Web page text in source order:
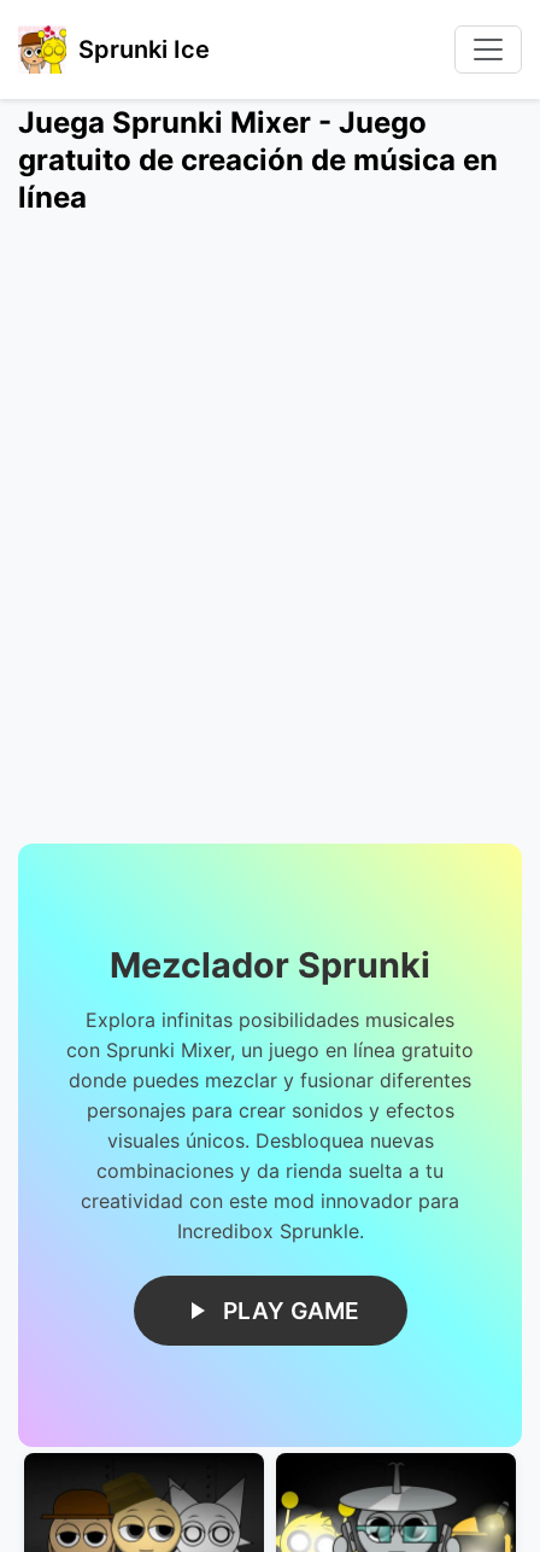
Sprunki Ice
Juega Sprunki Mixer - Juego
gratuito de creación de música en
línea
Mezclador Sprunki
Explora infinitas posibilidades musicales
con Sprunki Mixer, un juego en línea gratuito
donde puedes mezclar y fusionar diferentes
personajes para crear sonidos y efectos
visuales únicos. Desbloquea nuevas
combinaciones y da rienda suelta a tu
creatividad con este mod innovador para
Incredibox Sprunkle.
PLAY GAME